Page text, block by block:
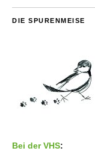
DIE SPURENMEISE
Bei der VHS: